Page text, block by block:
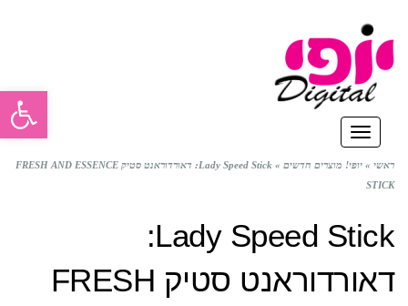
תפריט
ראשי » יופי! מוצרים חדשים »
Lady Speed Stick: דאורדוראנט סטיק FRESH AND ESSENCE
STICK
Lady Speed Stick:
דאורדוראנט סטיק FRESH
פתח